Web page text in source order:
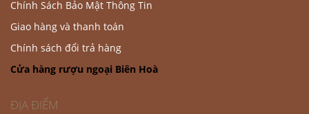
Chính Sách Bảo Mật Thông Tin
Giao hàng và thanh toán
Chính sách đổi trả hàng
Cửa hàng rượu ngoại Biên Hoà
ĐỊA ĐIỂM